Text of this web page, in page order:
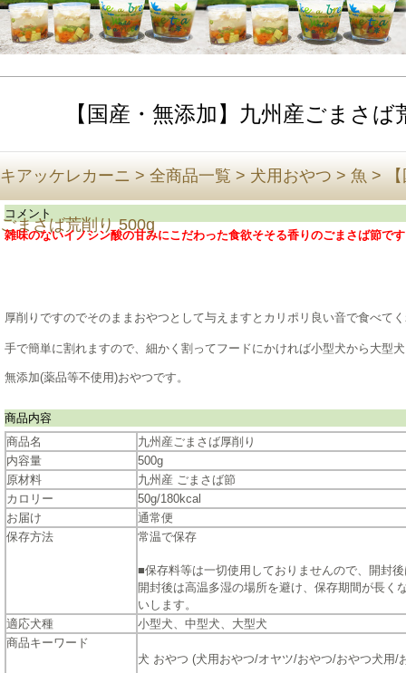
【国産・無添加】九州産ごまさば
キアッケレカーニ > 全商品一覧 > 犬用おやつ > 魚 >
ごまさば荒削り 500g
コメント
雑味のないイノシン酸の甘みにこだわった食欲そそる香りのごまさば節で
厚削りですのでそのままおやつとして与えますとカリポリ良い音で食べて
手で簡単に割れますので、細かく割ってフードにかければ小型犬から大型
無添加(薬品等不使用)おやつです。
商品内容
商品名
九州産ごまさば厚削り
内容量
500g
原材料
九州産 ごまさば節
カロリー
50g/180kcal
お届け
通常便
保存方法
常温で保存
■保存料等は一切使用しておりませんので、開封
開封後は高温多湿の場所を避け、保存期間が長く
いします。
適応犬種
小型犬、中型犬、大型犬
商品キーワード
犬 おやつ (犬用おやつ/オヤツ/おやつ/おやつ犬用/